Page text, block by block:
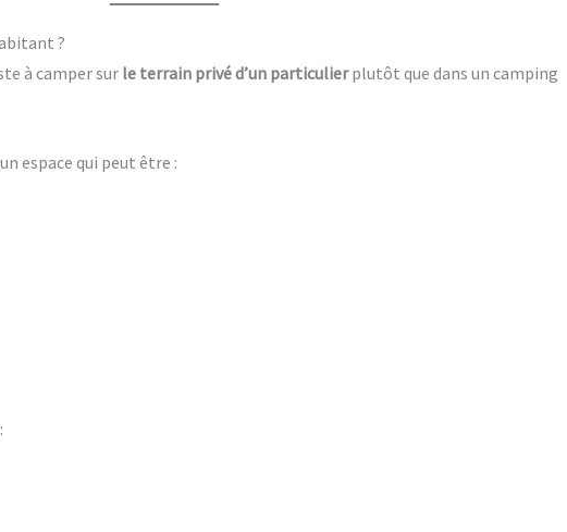
?
à camper sur le terrain privé d’un particulierplutôt que dans un camping
espace qui peut être :